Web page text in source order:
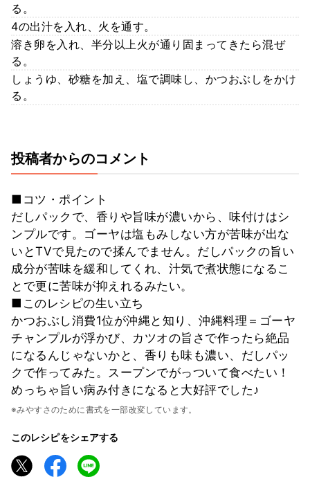
る。
4の出汁を入れ、火を通す。
溶き卵を入れ、半分以上火が通り固まってきたら混ぜ
る。
しょうゆ、砂糖を加え、塩で調味し、かつおぶしをかけ
る。
投稿者からのコメント
■コツ・ポイント
だしパックで、香りや旨味が濃いから、味付けはシ
ンプルです。ゴーヤは塩もみしない方が苦味が出な
いとTVで見たので揉んでません。だしパックの旨い
成分が苦味を緩和してくれ、汁気で煮状態になるこ
とで更に苦味が抑えれるみたい。
■このレシピの生い立ち
かつおぶし消費1位が沖縄と知り、沖縄料理＝ゴーヤ
チャンプルが浮かび、カツオの旨さで作ったら絶品
になるんじゃないかと、香りも味も濃い、だしパッ
クで作ってみた。スープンでがっついて食べたい！
めっちゃ旨い病み付きになると大好評でした♪
※みやすさのために書式を一部改変しています。
このレシピをシェアする